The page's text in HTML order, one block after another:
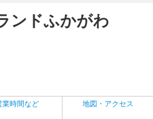
ンドふかがわ
業時間など 地図・アクセス